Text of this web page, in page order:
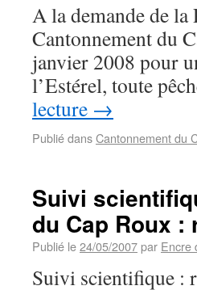
A la demande de la
Cantonnement du
janvier 2008 pour
l’Estérel, toute
lecture →
Publié dansCantonnement du
Suivi
du Cap Roux :
Publié le24/05/2007par Encre
Suivi scientifique :